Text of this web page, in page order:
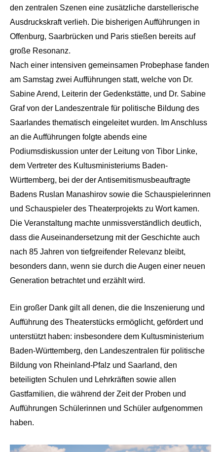
den zentralen Szenen eine zusätzliche darstellerische
Ausdruckskraft verlieh. Die bisherigen Aufführungen in
Offenburg, Saarbrücken und Paris stießen bereits auf
große Resonanz.
Nach einer intensiven gemeinsamen Probephase fanden
am Samstag zwei Aufführungen statt, welche von Dr.
Sabine Arend, Leiterin der Gedenkstätte, und Dr. Sabine
Graf von der Landeszentrale für politische Bildung des
Saarlandes thematisch eingeleitet wurden. Im Anschluss
an die Aufführungen folgte abends eine
Podiumsdiskussion unter der Leitung von Tibor Linke,
dem Vertreter des Kultusministeriums Baden-
Württemberg, bei der der Antisemitismusbeauftragte
Badens Ruslan Manashirov sowie die Schauspielerinnen
und Schauspieler des Theaterprojekts zu Wort kamen.
Die Veranstaltung machte unmissverständlich deutlich,
dass die Auseinandersetzung mit der Geschichte auch
nach 85 Jahren von tiefgreifender Relevanz bleibt,
besonders dann, wenn sie durch die Augen einer neuen
Generation betrachtet und erzählt wird.
Ein großer Dank gilt all denen, die die Inszenierung und
Aufführung des Theaterstücks ermöglicht, gefördert und
unterstützt haben: insbesondere dem Kultusministerium
Baden-Württemberg, den Landeszentralen für politische
Bildung von Rheinland-Pfalz und Saarland, den
beteiligten Schulen und Lehrkräften sowie allen
Gastfamilien, die während der Zeit der Proben und
Aufführungen Schülerinnen und Schüler aufgenommen
haben.